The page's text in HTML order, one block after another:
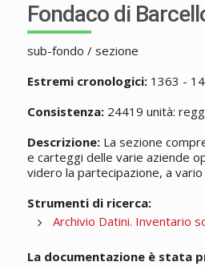
Fondaco di
sub-fondo / sezione
Estremi cronologici:1363 -
Consistenza:24419 unità:
Descrizione:La sezione
e carteggi delle varie aziende
videro la partecipazione, a
Strumenti di ricerca:
Archivio Datini. Inventario
La documentazione è stata